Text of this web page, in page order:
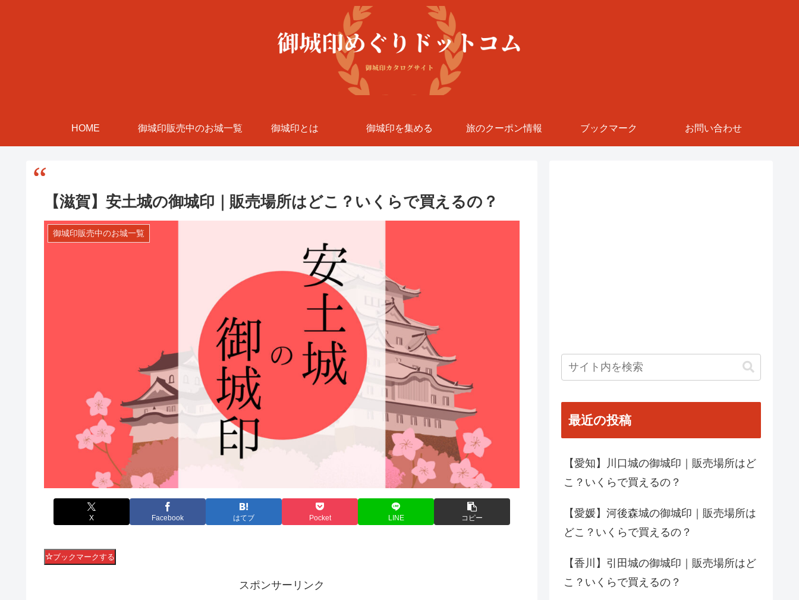
HOME 御城印販売中のお城一覧 御城印とは 御城印を集める 旅のクーポン情報 ブックマーク お問い合わせ
【滋賀】安土城の御城印｜販売場所はどこ？いくらで買えるの？
御城印販売中のお城一覧
X Facebook はてブ Pocket LINE コピー
ブックマークする
スポンサーリンク
最近の投稿
【愛知】川口城の御城印｜販売場所はど
こ？いくらで買えるの？
【愛媛】河後森城の御城印｜販売場所は
どこ？いくらで買えるの？
【香川】引田城の御城印｜販売場所はど
こ？いくらで買えるの？